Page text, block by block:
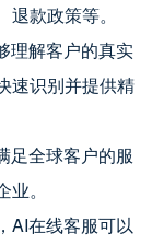
款政策等。
理解客户的真实
速识别并提供精
足全球客户的服
。
AI在线客服可以